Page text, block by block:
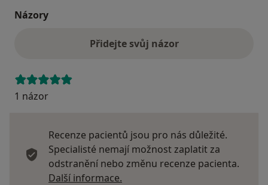
Názory
Přidejte svůj názor
1 názor
Recenze pacientů jsou pro nás důležité.
Specialisté nemají možnost zaplatit za
odstranění nebo změnu recenze pacienta.
Další informace.